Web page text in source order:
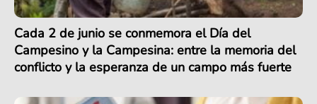
Cada 2 de junio se conmemora el Día del
Campesino y la Campesina: entre la memoria del
conflicto y la esperanza de un campo más fuerte